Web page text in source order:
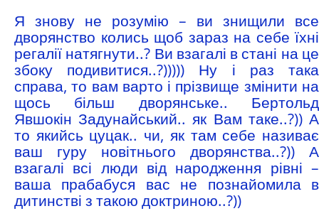
Я знову не розумію – ви знищили все
дворянство колись щоб зараз на себе їхні
регалії натягнути..? Ви взагалі в стані на це
збоку подивитися..?))))) Ну і раз така
справа, то вам варто і прізвище змінити на
щось більш дворянське.. Бертольд
Явшокін Задунайський.. як Вам таке..?)) А
то якийсь цуцак.. чи, як там себе називає
ваш гуру новітнього дворянства..?)) А
взагалі всі люди від народження рівні –
ваша прабабуся вас не познайомила в
дитинстві з такою доктриною..?))